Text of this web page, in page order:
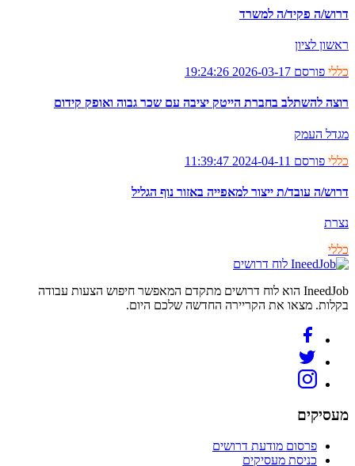
דרוש/ה פקיד/ה למשרד
ראשון לציון
כללי פורסם 2026-03-17 19:24:26
רוצה להשתלב בחברת הייטק יציבה עם שכר גבוה ואופק קידום
מגדל העמק
כללי פורסם 2024-04-11 11:39:47
דרוש/ה עובד/ת ייצור למאפייה באזור נוף הגליל
נצרת
כללי
לוח דרושים
IneedJob הוא לוח דרושים מתקדם המאפשר חיפוש הצעות עבודה
בקלות. מצאו את הקריירה החדשה שלכם היום.
מעסיקים
פרסום מודעת דרושים
כניסת מעסיקים